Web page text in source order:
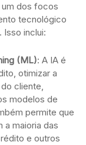
dos focos
tecnológico
Isso inclui:
(ML): A IA é
otimizar a
cliente,
modelos de
permite que
a maioria das
e outros